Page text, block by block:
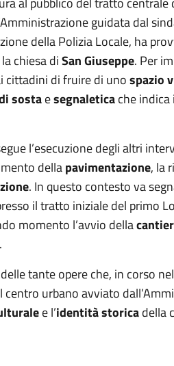
guidata dal
della Polizia Locale, ha
chiesa diSan Giuseppe. Per
cittadini di fruire di unospazio
sostaesegnaleticache indica
l’esecuzione degli altri
dellapavimentazione, la
. In questo contesto va
il tratto iniziale del primo
momento l’avvio della
tante opere che, in corso
urbano avviato
e l’identità storicadella